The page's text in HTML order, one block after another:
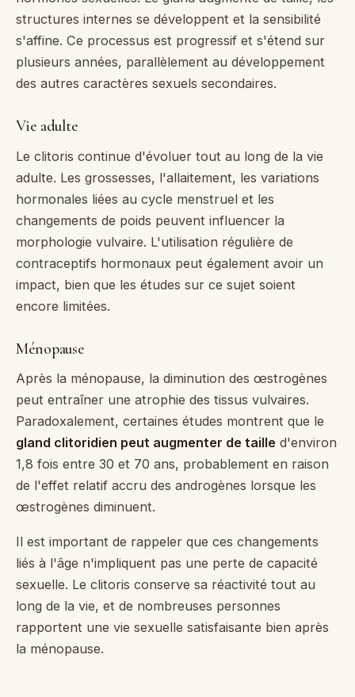
structures internes se développent et la sensibilité
s'affine. Ce processus est progressif et s'étend sur
plusieurs années, parallèlement au développement
des autres caractères sexuels secondaires.
Vie adulte
Le clitoris continue d'évoluer tout au long de la vie
adulte. Les grossesses, l'allaitement, les variations
hormonales liées au cycle menstruel et les
changements de poids peuvent influencer la
morphologie vulvaire. L'utilisation régulière de
contraceptifs hormonaux peut également avoir un
impact, bien que les études sur ce sujet soient
encore limitées.
Ménopause
Après la ménopause, la diminution des œstrogènes
peut entraîner une atrophie des tissus vulvaires.
Paradoxalement, certaines études montrent que le
gland clitoridien peut augmenter de taille d'environ
1,8 fois entre 30 et 70 ans, probablement en raison
de l'effet relatif accru des androgènes lorsque les
œstrogènes diminuent.
Il est important de rappeler que ces changements
liés à l'âge n'impliquent pas une perte de capacité
sexuelle. Le clitoris conserve sa réactivité tout au
long de la vie, et de nombreuses personnes
rapportent une vie sexuelle satisfaisante bien après
la ménopause.